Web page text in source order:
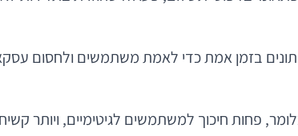
בזמן אמת כדי לאמת משתמשים ולחסום
פחות חיכוך למשתמשים לגיטימיים, ויותר